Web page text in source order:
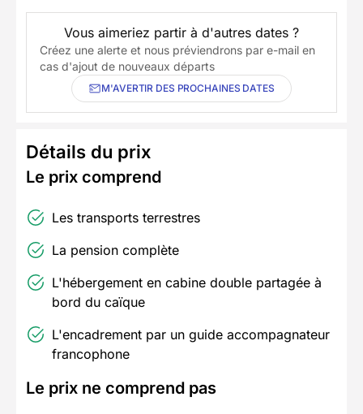
Vous aimeriez partir à d'autres dates ?
Créez une alerte et nous préviendrons par e-mail en
cas d'ajout de nouveaux départs
M'AVERTIR DES PROCHAINES DATES
Détails du prix
Le prix comprend
Les transports terrestres
La pension complète
L'hébergement en cabine double partagée à
bord du caïque
L'encadrement par un guide accompagnateur
francophone
Le prix ne comprend pas